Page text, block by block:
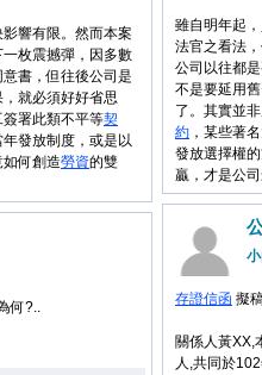
雖自明年起
法官之看法
公司以往都
不是要延用
了。其實並
約 ，某些著
發放選擇權
贏，才是公
響有限。然而本案
枚震撼彈，因多數
書，但往後公司是
就必須好好省思
署此類不平等契
發放制度，或是以
何創造勞資的雙
存證信函 擬
關係人黃XX,
人,共同於
何?..